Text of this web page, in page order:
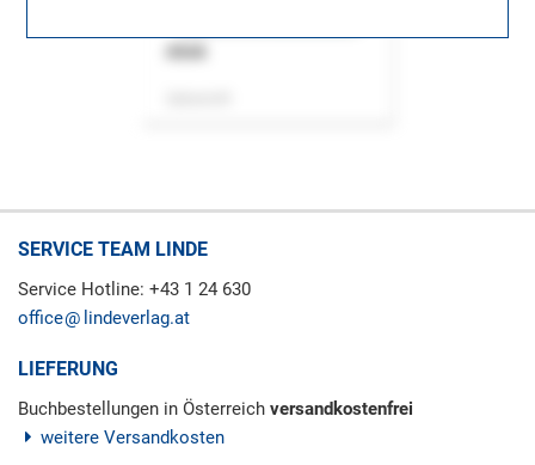
SERVICE TEAM LINDE
Service Hotline: +43 1 24 630
office
lindeverlag.at
LIEFERUNG
Buchbestellungen in Österreich versandkostenfrei
weitere Versandkosten